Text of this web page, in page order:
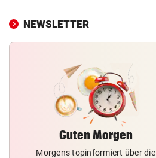
NEWSLETTER
Guten Morgen
Morgens topinformiert über die